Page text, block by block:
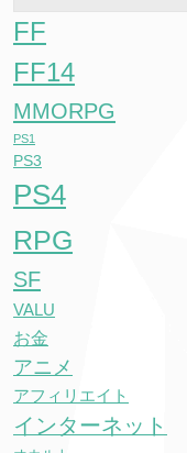
FF
FF14
MMORPG
PS1
PS3
PS4
RPG
SF
VALU
お金
アニメ
アフィリエイト
インターネット